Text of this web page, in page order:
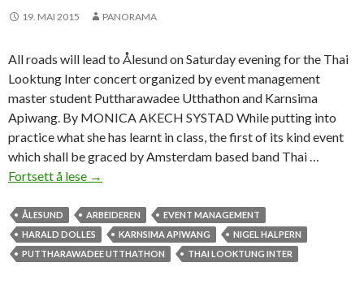
»
19. MAI 2015 PANORAMA
All roads will lead to Ålesund on Saturday evening for the Thai
Looktung Inter concert organized by event management
master student Puttharawadee Utthathon and Karnsima
Apiwang. By MONICA AKECH SYSTAD While putting into
practice what she has learnt in class, the first of its kind event
which shall be graced by Amsterdam based band Thai …
Fortsett å lese M
s
t
e
→
ÅLESUND ARBEIDEREN
EVENT MANAGEMENT
HARALD DOLLES
KARNSIMA APIWANG
NIGEL HALPERN
PUTTHARAWADEE UTTHATHON
THAI LOOKTUNG INTER